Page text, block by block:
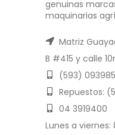
genuinas
maquinarias
Matriz
B #415 y calle
(593)
Repuestos:
04 3919400
Lunes a viernes: